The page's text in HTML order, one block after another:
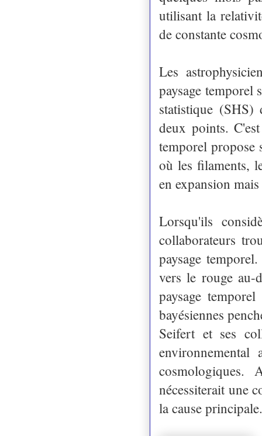
utilisant la
de constante
Les
paysage temporel
statistique
deux points.
temporel propose
où les filaments,
en expansion
Lorsqu'ils
collaborateurs
paysage
vers le rouge au-
paysage
bayésiennes
Seifert et ses
cosmologiques.
nécessiterait une
la cause